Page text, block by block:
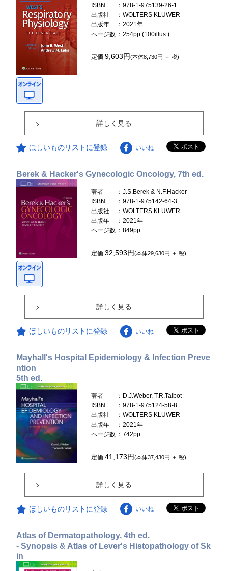
ISBN
：978-1-975139-26-1
出版社
：WOLTERS KLUWER
出版年
：2021年
ページ数 ：254pp.(100illus.)
定価9,603円(本体8,730円 ＋ 税)
詳しく見る
ほしいものリストに登録 いいね
Berek & Hacker's Gynecologic Oncology, 7th ed.
著者
：J.S.Berek & N.F.Hacker
ISBN
：978-1-975142-64-3
出版社
：WOLTERS KLUWER
出版年
：2021年
ページ数 ：849pp.
定価32,593円(本体29,630円 ＋ 税)
詳しく見る
ほしいものリストに登録 いいね
Mayhall's Hospital Epidemiology & Infection Preve
ntion
5th ed.
著者
：D.J.Weber, T.R.Talbot
ISBN
：978-1-975124-58-8
出版社
：WOLTERS KLUWER
出版年
：2021年
ページ数 ：742pp.
定価41,173円(本体37,430円 ＋ 税)
詳しく見る
ほしいものリストに登録 いいね
Atlas of Dermatopathology, 4th ed.
- Synopsis & Atlas of Lever's Histopathology of Sk
in